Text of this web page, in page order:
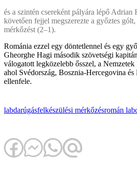
és a szintén csereként pályára lépő Adrian
követően fejjel megszerezte a győztes
mérkőzést (2–1).
Románia ezzel egy döntetlennel és egy
Gheorghe Hagi második szövetségi
válogatott legközelebb ősszel, a
ahol Svédország, Bosznia-Hercegovina és
ellenfele.
labdarúgásfelkészülési mérkőzésromán